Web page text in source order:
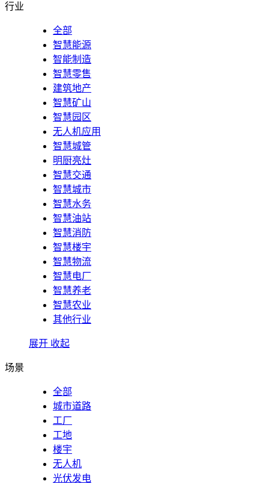
行业
全部
智慧能源
智能制造
智慧零售
建筑地产
智慧矿山
智慧园区
无人机应用
智慧城管
明厨亮灶
智慧交通
智慧城市
智慧水务
智慧油站
智慧消防
智慧楼宇
智慧物流
智慧电厂
智慧养老
智慧农业
其他行业
展开 收起
场景
全部
城市道路
工厂
工地
楼宇
无人机
光伏发电